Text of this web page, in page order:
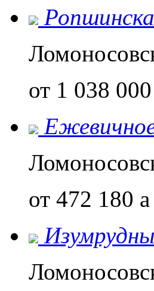
от 1 038 000
от 472 180 a